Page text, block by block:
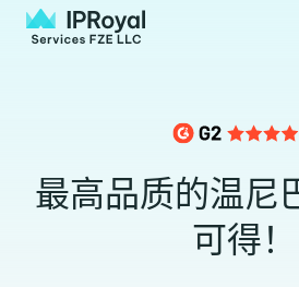
最高品质的温尼
可得！